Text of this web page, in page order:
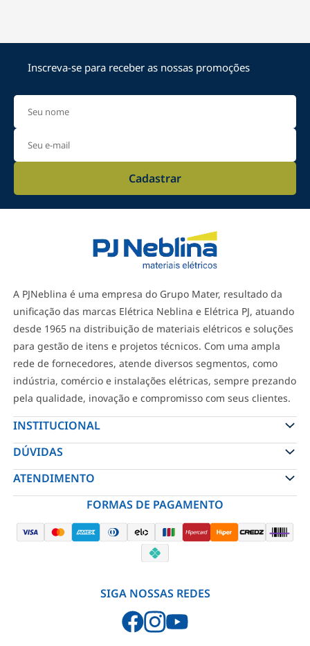
Inscreva-se para receber as nossas promoções
Cadastrar
A PJNeblina é uma empresa do Grupo Mater, resultado da
unificação das marcas Elétrica Neblina e Elétrica PJ, atuando
desde 1965 na distribuição de materiais elétricos e soluções
para gestão de itens e projetos técnicos. Com uma ampla
rede de fornecedores, atende diversos segmentos, como
indústria, comércio e instalações elétricas, sempre prezando
pela qualidade, inovação e compromisso com seus clientes.
INSTITUCIONAL
DÚVIDAS
ATENDIMENTO
FORMAS DE PAGAMENTO
SIGA NOSSAS REDES